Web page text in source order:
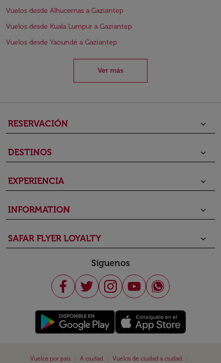
Vuelos desde Alhucemas a Gaziantep
Vuelos desde Kuala Lumpur a Gaziantep
Vuelos desde Yaoundé a Gaziantep
Ver más
RESERVACIÓN keyboard_arrow_down
DESTINOS keyboard_arrow_down
EXPERIENCIA keyboard_arrow_down
INFORMATION keyboard_arrow_down
SAFAR FLYER LOYALTY keyboard_arrow_down
Síguenos
Vuelos por país A ciudad Vuelos de ciudad a ciudad